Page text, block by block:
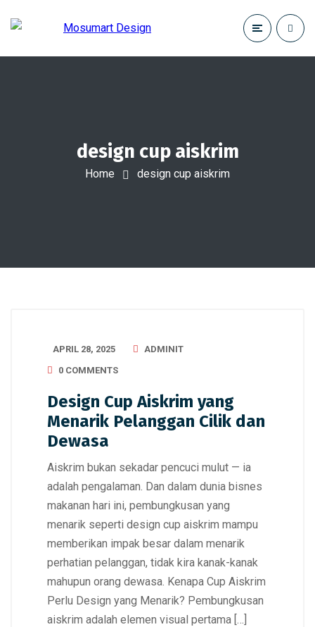
design cup aiskrim
Home design cup aiskrim
APRIL 28, 2025
ADMINIT
0 COMMENTS
Design Cup Aiskrim yang
Menarik Pelanggan Cilik dan
Dewasa
Aiskrim bukan sekadar pencuci mulut — ia
adalah pengalaman. Dan dalam dunia bisnes
makanan hari ini, pembungkusan yang
menarik seperti design cup aiskrim mampu
memberikan impak besar dalam menarik
perhatian pelanggan, tidak kira kanak-kanak
mahupun orang dewasa. Kenapa Cup Aiskrim
Perlu Design yang Menarik? Pembungkusan
aiskrim adalah elemen visual pertama […]